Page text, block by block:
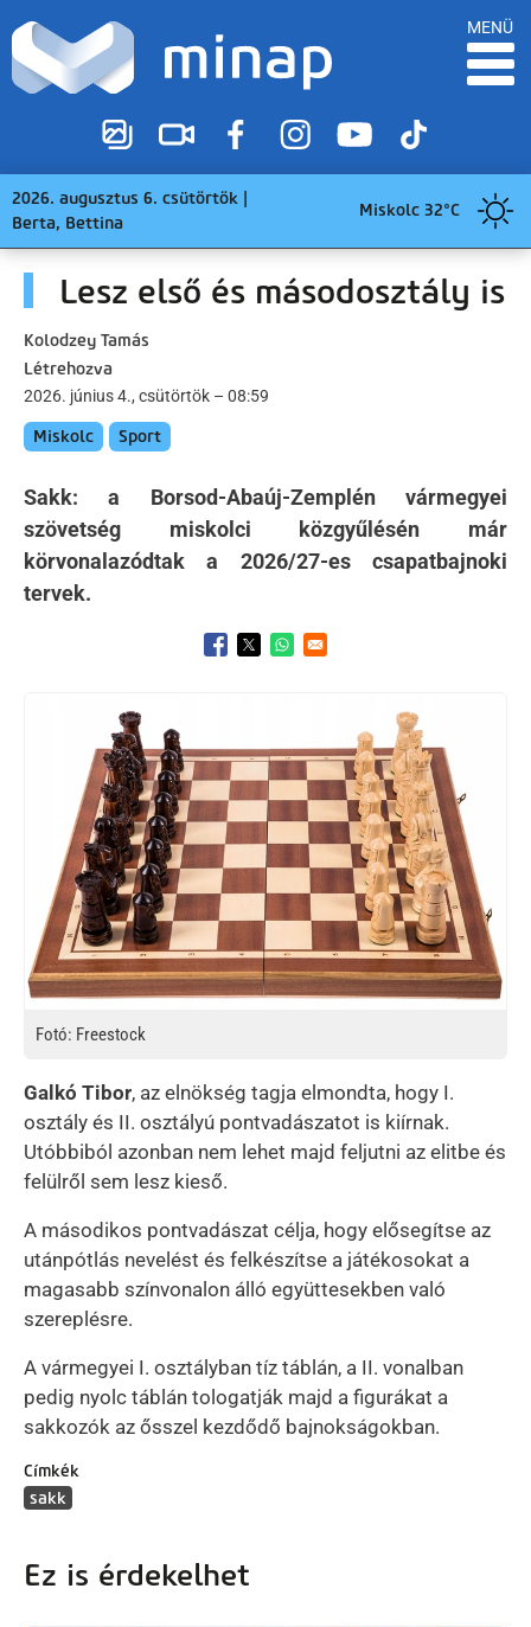
MENÜ
2026. augusztus 6. csütörtök |
Berta, Bettina
Miskolc 32°C
Lesz első és másodosztály is
Kolodzey Tamás
Létrehozva
2026. június 4., csütörtök – 08:59
Miskolc Sport
Sakk: a Borsod-Abaúj-Zemplén vármegyei
szövetség miskolci közgyűlésén már
körvonalazódtak a 2026/27-es csapatbajnoki
tervek.
Opens in a new window
Opens in a new window
Opens in a new window
Fotó: Freestock
Galkó Tibor, az elnökség tagja elmondta, hogy I.
osztály és II. osztályú pontvadászatot is kiírnak.
Utóbbiból azonban nem lehet majd feljutni az elitbe és
felülről sem lesz kieső.
A másodikos pontvadászat célja, hogy elősegítse az
utánpótlás nevelést és felkészítse a játékosokat a
magasabb színvonalon álló együttesekben való
szereplésre.
A vármegyei I. osztályban tíz táblán, a II. vonalban
pedig nyolc táblán tologatják majd a figurákat a
sakkozók az ősszel kezdődő bajnokságokban.
Címkék
sakk
Ez is érdekelhet